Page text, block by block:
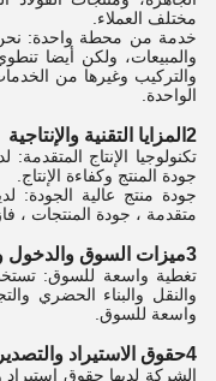
مختلف العملاء.
خدمة من محطة واحدة: نحن
والمبيعات، ولكن أيضا
والتركيب وغيرها من
الواحدة.
2المزايا التقنية والإنتاجية
تكنولوجيا الإنتاج
جودة المنتج وكفاءة الإنتاج.
جودة منتج عالية الجودة:
متقدمة ، جودة المنتجات ،
3ميزات السوق والدخول والتصدير
تغطية واسعة للسوق:
والنقل والبناء الحضري
واسعة للسوق.
4حقوق الاستيراد والتصدير:
الشركة لديها حقوق